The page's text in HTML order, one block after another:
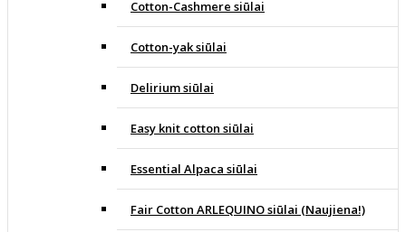
Cotton-Cashmere siūlai
Cotton-yak siūlai
Delirium siūlai
Easy knit cotton siūlai
Essential Alpaca siūlai
Fair Cotton ARLEQUINO siūlai (Naujiena!)